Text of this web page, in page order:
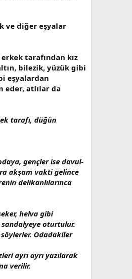
ve diğer eşyalar
tarafından kız
bilezik, yüzük gibi
eşyalardan
eder, atlılar da
tarafı, düğün
gençler ise davul-
akşam vakti gelince
delikanlılarınca
helva gibi
oturtulur.
söylerler. Odadakiler
ayrı ayrı yazılarak
verilir.